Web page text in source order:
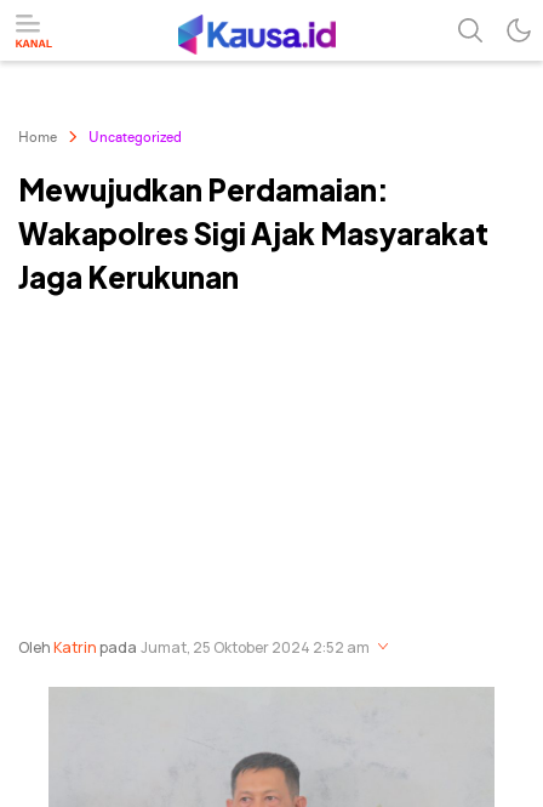
Home Uncategorized
Mewujudkan Perdamaian:
Wakapolres Sigi Ajak Masyarakat
Jaga Kerukunan
OlehKatrinpada Jumat, 25 Oktober 2024 2:52 am